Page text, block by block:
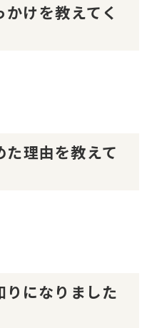
けを教えてく
理由を教えて
になりました